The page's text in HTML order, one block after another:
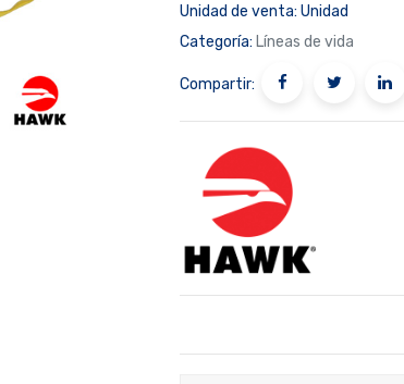
Unidad de venta: Unidad
Categoría: Líneas de vida
Compartir: